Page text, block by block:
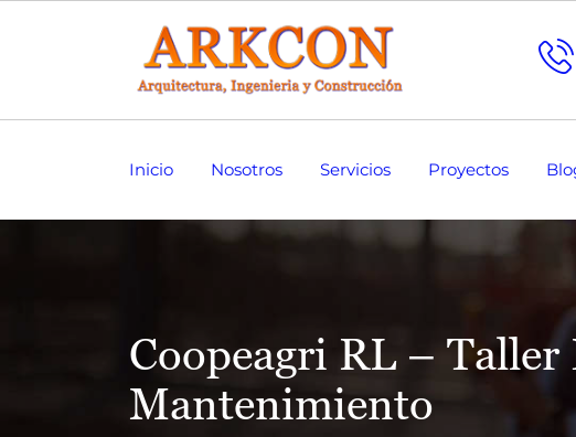
Inicio Nosotros Servicios Proyectos
Coopeagri RL – Taller
Mantenimiento